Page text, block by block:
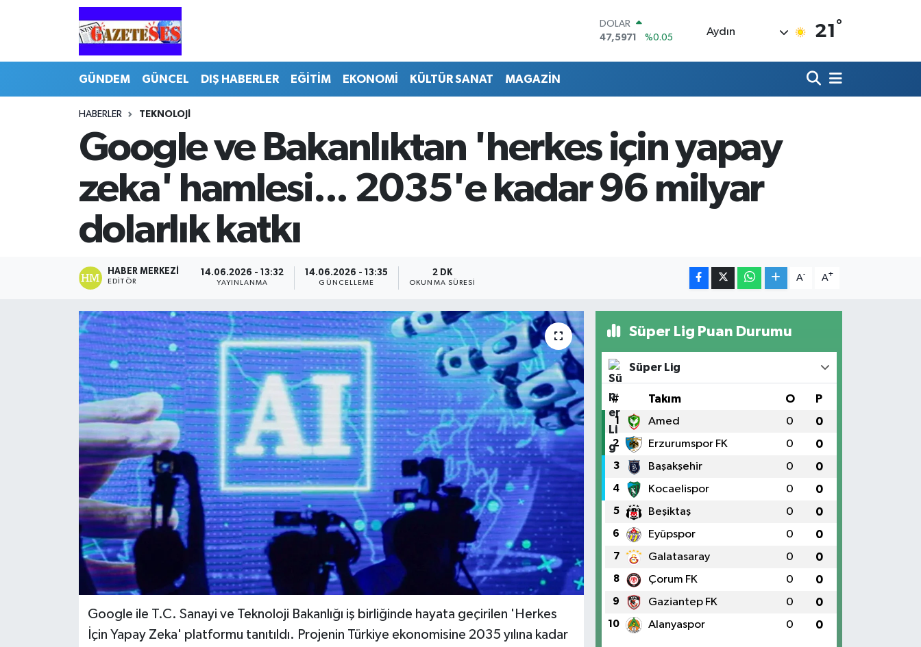
DOLAR
47,5971
%0.05
BİST100
13.703
BITCOIN
64.475,47
Aydın 21 °
GÜNDEM GÜNCEL DIŞ HABERLER EĞİTİM EKONOMİ KÜLTÜR SANAT MAGAZİN
HABERLER TEKNOLOJİ
Google ve Bakanlıktan 'herkes için yapay
zeka' hamlesi... 2035'e kadar 96 milyar
dolarlık katkı
HABER MERKEZI
EDITÖR
14.06.2026 - 13:32
YAYINLANMA
14.06.2026 - 13:35
GÜNCELLEME
2 DK
OKUNMA SÜRESI
A- A+
Google ile T.C. Sanayi ve Teknoloji Bakanlığı iş birliğinde hayata geçirilen 'Herkes
İçin Yapay Zeka' platformu tanıtıldı. Projenin Türkiye ekonomisine 2035 yılına kadar
Süper Lig Puan Durumu
Süper Lig
# Takım O P
1 Amed 0 0
2 Erzurumspor FK 0 0
3 Başakşehir 0 0
4 Kocaelispor 0 0
5 Beşiktaş 0 0
6 Eyüpspor 0 0
7 Galatasaray 0 0
8 Çorum FK 0 0
9 Gaziantep FK 0 0
10 Alanyaspor 0 0